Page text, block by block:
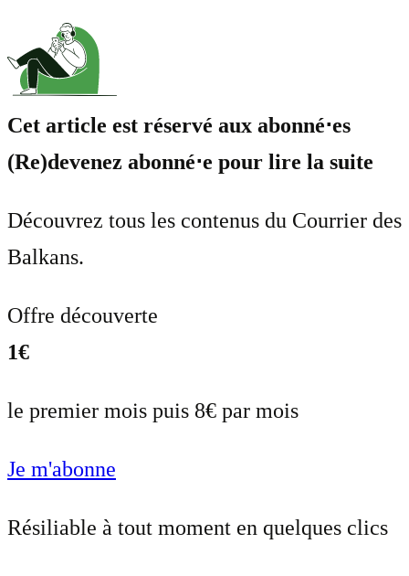
Cet article est réservé aux abonné⋅es
(Re)devenez abonné⋅e pour lire la suite
Découvrez tous les contenus du Courrier des
Balkans.
Offre découverte
1€
le premier mois puis 8€ par mois
Je m'abonne
Résiliable à tout moment en quelques clics